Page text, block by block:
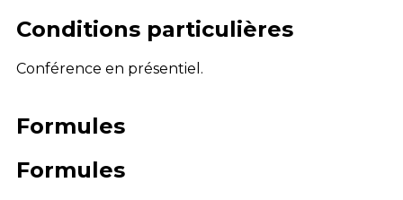
Conditions particulières
Conférence en présentiel.
Formules
Formules